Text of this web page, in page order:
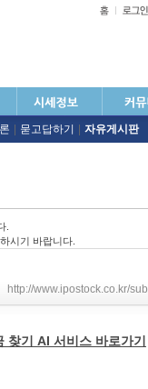
묻고답하기 자유게시판
.
시기 바랍니다.
http://www.ipostock.co.kr/
찾기 AI 서비스 바로가기